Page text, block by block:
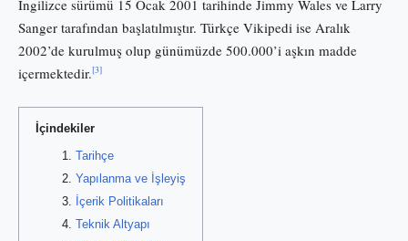
İngilizce sürümü 15 Ocak 2001 tarihinde Jimmy Wales ve Larry
Sanger tarafından başlatılmıştır. Türkçe Vikipedi ise Aralık
2002’de kurulmuş olup günümüzde 500.000’i aşkın madde
içermektedir.[3]
İçindekiler
Tarihçe
Yapılanma ve İşleyiş
İçerik Politikaları
Teknik Altyapı